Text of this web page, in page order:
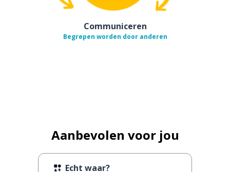
Communiceren
Begrepen worden door anderen
Aanbevolen voor jou
Echt waar?